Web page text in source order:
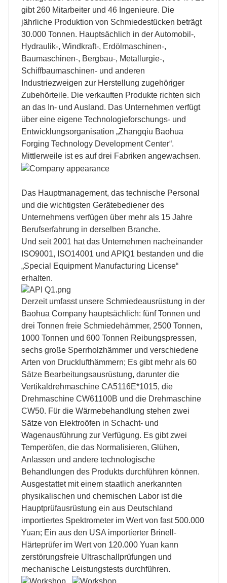
gibt 260 Mitarbeiter und 46 Ingenieure. Die
jährliche Produktion von Schmiedestücken beträgt
30.000 Tonnen. Hauptsächlich in der Automobil-,
Hydraulik-, Windkraft-, Erdölmaschinen-,
Baumaschinen-, Bergbau-, Metallurgie-,
Schiffbaumaschinen- und anderen
Industriezweigen zur Herstellung zugehöriger
Zubehörteile. Die verkauften Produkte richten sich
an das In- und Ausland. Das Unternehmen verfügt
über eine eigene Technologieforschungs- und
Entwicklungsorganisation „Zhangqiu Baohua
Forging Technology Development Center“.
Mittlerweile ist es auf drei Fabriken angewachsen.
Das Hauptmanagement, das technische Personal
und die wichtigsten Gerätebediener des
Unternehmens verfügen über mehr als 15 Jahre
Berufserfahrung in derselben Branche.
Und seit 2001 hat das Unternehmen nacheinander
ISO9001, ISO14001 und APIQ1 bestanden und die
„Special Equipment Manufacturing License“
erhalten.
Derzeit umfasst unsere Schmiedeausrüstung in der
Baohua Company hauptsächlich: fünf Tonnen und
drei Tonnen freie Schmiedehämmer, 2500 Tonnen,
1000 Tonnen und 600 Tonnen Reibungspressen,
sechs große Sperrholzhämmer und verschiedene
Arten von Drucklufthämmern; Es gibt mehr als 60
Sätze Bearbeitungsausrüstung, darunter die
Vertikaldrehmaschine CA5116E*1015, die
Drehmaschine CW61100B und die Drehmaschine
CW50. Für die Wärmebehandlung stehen zwei
Sätze von Elektroöfen in Schacht- und
Wagenausführung zur Verfügung. Es gibt zwei
Temperöfen, die das Normalisieren, Glühen,
Anlassen und andere technologische
Behandlungen des Produkts durchführen können.
Ausgestattet mit einem staatlich anerkannten
physikalischen und chemischen Labor ist die
Hauptprüfausrüstung ein aus Deutschland
importiertes Spektrometer im Wert von fast 500.000
Yuan; Ein aus den USA importierter Brinell-
Härteprüfer im Wert von 120.000 Yuan kann
zerstörungsfreie Ultraschallprüfungen und
mechanische Leistungstests durchführen.